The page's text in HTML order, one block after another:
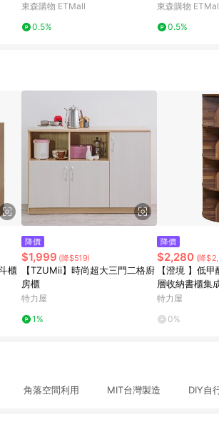
東森購物 ETMall
0.5%
東森購物
0.5%
櫃
降價
$1,999 (降$519)
【TZUMii】時尚超大三門二格廚
房櫃
特力屋
1%
降價
$2,280 (降
【澄境 】低
層收納書櫃集
特力屋
0%
計 角落空間利用 MIT台灣製造 DIY自行